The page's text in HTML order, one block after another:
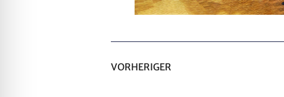
VORHERIGER